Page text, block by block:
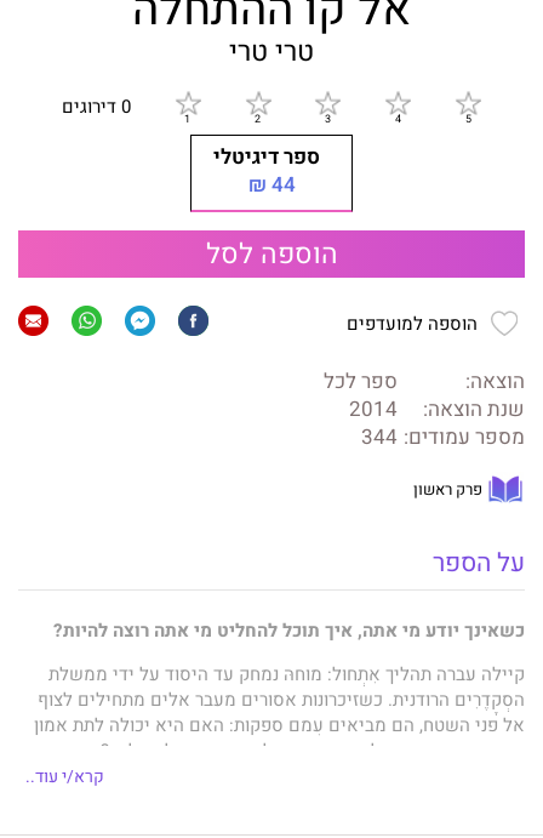
טרי טרי
0 דירוגים
ספר דיגיטלי
44 ₪
הוספה לסל
הוספה למועדפים
הוצאה:
ספר לכל
שנת הוצאה:
2014
מספר עמודים: 344
פרק ראשון
על הספר
כשאינך יודע מי אתה, איך תוכל להחליט מי אתה רוצה להיות?
קיילה עברה תהליך אִתְחוּל: מוחהּ נמחק עד היסוד על ידי ממשלת
הסְקָדֶרִים הרודנית. כשזיכרונות אסורים מעבר אלים מתחילים לצוף
אל פני השטח, הם מביאים עִמם ספקות: האם היא יכולה לתת אמון
באנשים שפּיתחה כלפיהם זיקה של אהבה, כמו למשל בן?
בעזרת ידידים מארגון ח"ן קיילה יורדת למחתרת על מנת להתחקות
קרא/י עוד..